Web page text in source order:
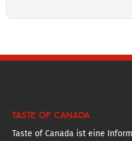
TASTE OF CANADA
Taste of Canada ist eine